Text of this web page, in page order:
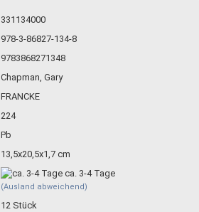
331134000
978-3-86827-134-8
9783868271348
Chapman, Gary
FRANCKE
224
Pb
13,5x20,5x1,7 cm
ca. 3-4 Tage
(Ausland abweichend)
12 Stück